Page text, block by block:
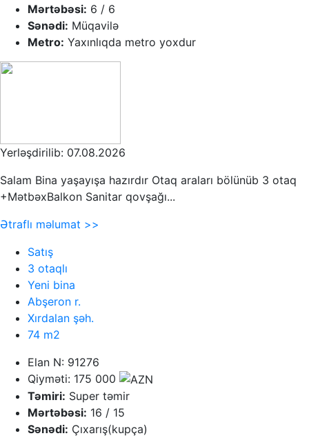
Mərtəbəsi: 6 / 6
Sənədi: Müqavilə
Metro: Yaxınlıqda metro yoxdur
Yerləşdirilib: 07.08.2026
Salam Bina yaşayışa hazırdır Otaq araları bölünüb 3 otaq
+MətbəxBalkon Sanitar qovşağı...
Ətraflı məlumat >>
Satış
3 otaqlı
Yeni bina
Abşeron r.
Xırdalan şəh.
74 m2
Elan N: 91276
Qiyməti: 175 000
Təmiri: Super təmir
Mərtəbəsi: 16 / 15
Sənədi: Çıxarış(kupça)